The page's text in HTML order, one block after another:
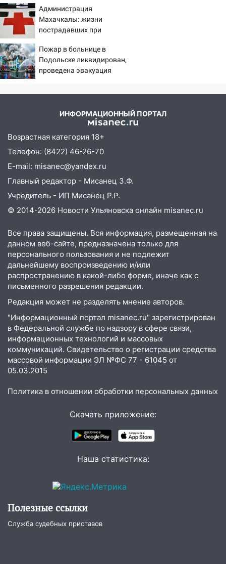
23:20
Прогноз погоды на 7 августа в
Ульяновской области
20:04
Ульяновцев приглашают на забег,
посвящённый Дню воздушного флота
России
19:12
сотрудник
баскетбола!
17:08
Ульяновский областной суд
оставил в силе приговор руководству
«УльяновскФармации» за махинации на
3,2 млн рублей
16:09 Ветераны легкой атлетики из
Чемпионате России
16:02 В Ульяновской области убрали
более 28% площадей зерновых и
зернобобовых культур
Ульяновской области завели дело на
агрессивную женщину
15:47 На улице Радищева сбили
курьера: крупная авария в Ульяновске
15:15 Проводил до квартиры и ограбил:
новый кавалер женщины оказался
рецидивистом
по улице Ефремова
67% ульяновцев готовы
повысят зарплату
более 4,6 миллиона рублей: перед
автоподставщиков
13:36 В Инзе произошел крупный пожар
человека
Администрация
Махачкалы: жизни
пострадавших при
угрожает
Пожар в больнице в
Подольске ликвидирован,
проведена эвакуация
ИНФОРМАЦИОННЫЙ ПОРТАЛ
Возрастная категория 18+
Телефон: (8422) 46-26-70
E-mail: misanec@yandex.ru
Главный редактор - Мисанец З.Ф.
Учредитель - ИП Мисанец Р.Р.
© 2014-2026 Новости Ульяновска онлайн misanec.ru
Все права защищены. Вся информация, размещенная на
данном веб-сайте, предназначена только для
персонального пользования и не подлежит
дальнейшему воспроизведению и/или
распространению в какой-либо форме, иначе как с
письменного разрешения редакции.
Редакция может не разделять мнение авторов.
"Информационный портал misanec.ru" зарегистрирован
в Федеральной службе по надзору в сфере связи,
информационных технологий и массовых
коммуникаций. Свидетельство о регистрации средства
массовой информации ЭЛ №ФС 77 - 61045 от
05.03.2015
Политика в отношении обработки персональных данных
Скачать приложение:
Наша статистика:
Полезные ссылки
Служба судебных приставов